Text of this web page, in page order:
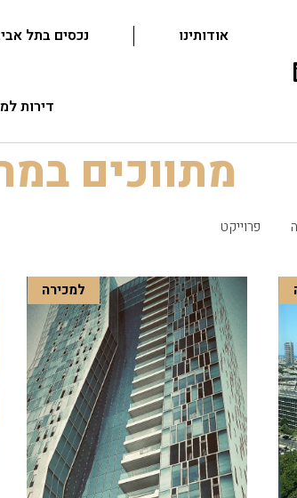
אודותינו נכסים בתל
דירות
מתווכים
פרוייקט
למכירה